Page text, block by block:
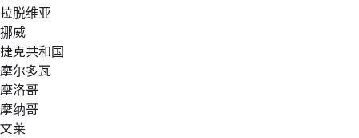
拉脱维亚
挪威
捷克共和国
摩尔多瓦
摩洛哥
摩纳哥
文莱